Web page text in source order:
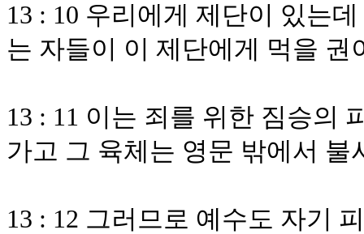
13 : 10 우리에게 제단이 있는
는 자들이 이 제단에게 먹을 권
13 : 11 이는 죄를 위한 짐승의
가고 그 육체는 영문 밖에서 불
13 : 12 그러므로 예수도 자기